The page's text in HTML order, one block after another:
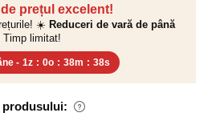
prețul excelent!
☀️ Reduceri de vară de până
Timp limitat!
- 1z : 0o : 38m : 37s
produsului: